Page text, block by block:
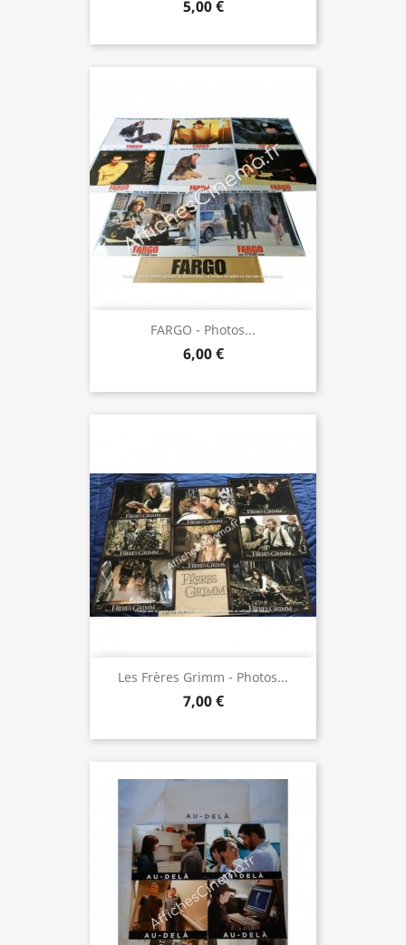
5,00 €
FARGO - Photos...
6,00 €
Les Frères Grimm - Photos...
7,00 €